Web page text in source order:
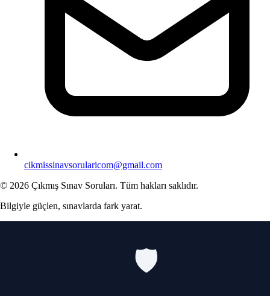
cikmissinavsorularicom@gmail.com
© 2026 Çıkmış Sınav Soruları. Tüm hakları saklıdır.
Bilgiyle güçlen, sınavlarda fark yarat.
🛡️